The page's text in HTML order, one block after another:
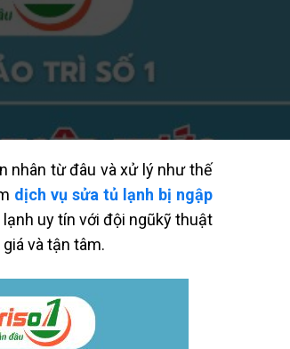
nhân từ đâu và xử lý như thế
dịch vụ sửa tủ lạnh bị ngập
uy tín với đội ngũkỹ thuật
và tận tâm.